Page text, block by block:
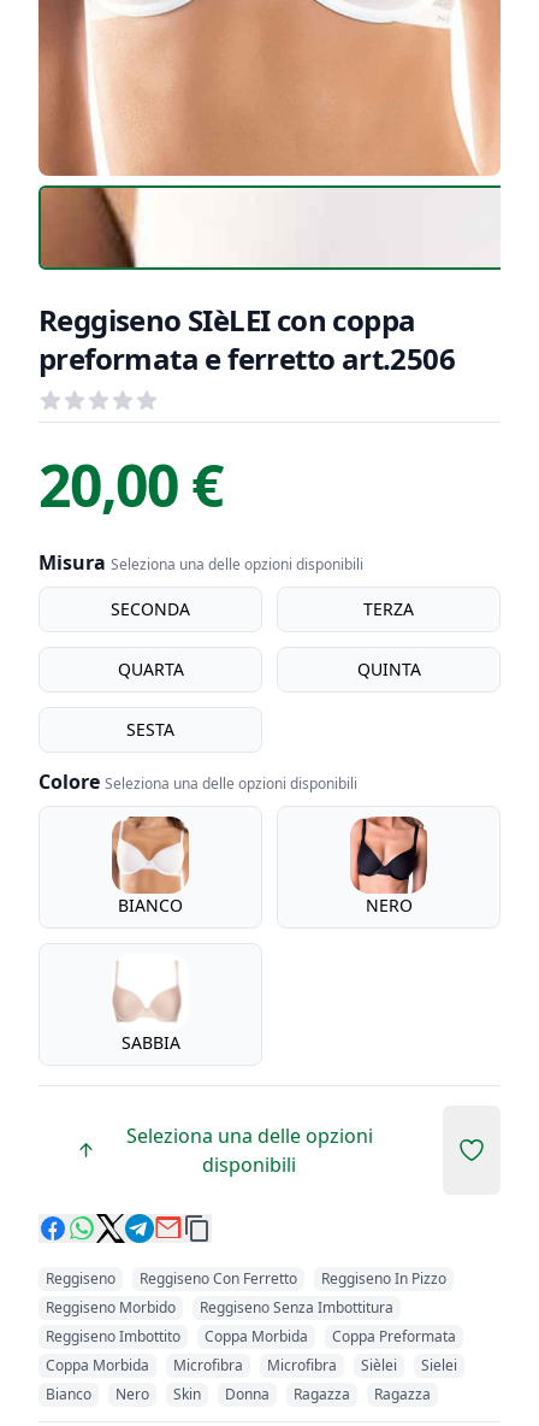
Reggiseno SIèLEI con coppa
preformata e ferretto art.2506
Recensioni
out of 5 stars
20,00 €
Misura Seleziona una delle opzioni disponibili
Misura SECONDA TERZA
QUARTA QUINTA
SESTA
Colore Seleziona una delle opzioni disponibili
Colore
BIANCO NERO
SABBIA
Seleziona una delle opzioni
disponibili
Add to
Reggiseno Reggiseno Con Ferretto
Reggiseno In Pizzo
Reggiseno Morbido
Reggiseno Senza Imbottitura
Reggiseno Imbottito
Coppa Morbida
Coppa Preformata
Coppa Morbida
Microfibra Microfibra Sièlei
Sielei
Bianco
Nero Skin Donna Ragazza Ragazza